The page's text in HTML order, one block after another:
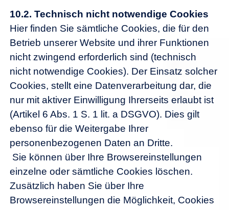
10.2. Technisch nicht notwendige Cookies
Hier finden Sie sämtliche Cookies, die für den
Betrieb unserer Website und ihrer Funktionen
nicht zwingend erforderlich sind (technisch
nicht notwendige Cookies). Der Einsatz solcher
Cookies, stellt eine Datenverarbeitung dar, die
nur mit aktiver Einwilligung Ihrerseits erlaubt ist
(Artikel 6 Abs. 1 S. 1 lit. a DSGVO). Dies gilt
ebenso für die Weitergabe Ihrer
personenbezogenen Daten an Dritte.
Sie können über Ihre Browsereinstellungen
einzelne oder sämtliche Cookies löschen.
Zusätzlich haben Sie über Ihre
Browsereinstellungen die Möglichkeit, Cookies